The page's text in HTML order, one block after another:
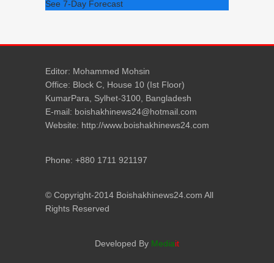
See 7-Day Forecast
Editor: Mohammed Mohsin
Office: Block C, House 10 (Ist Floor)
KumarPara, Sylhet-3100, Bangladesh
E-mail: boishakhinews24@hotmail.com
Website: http://www.boishakhinews24.com
Phone: +880 1711 921197
© Copyright-2014 Boishakhinews24.com All
Rights Reserved
Developed By Mediait